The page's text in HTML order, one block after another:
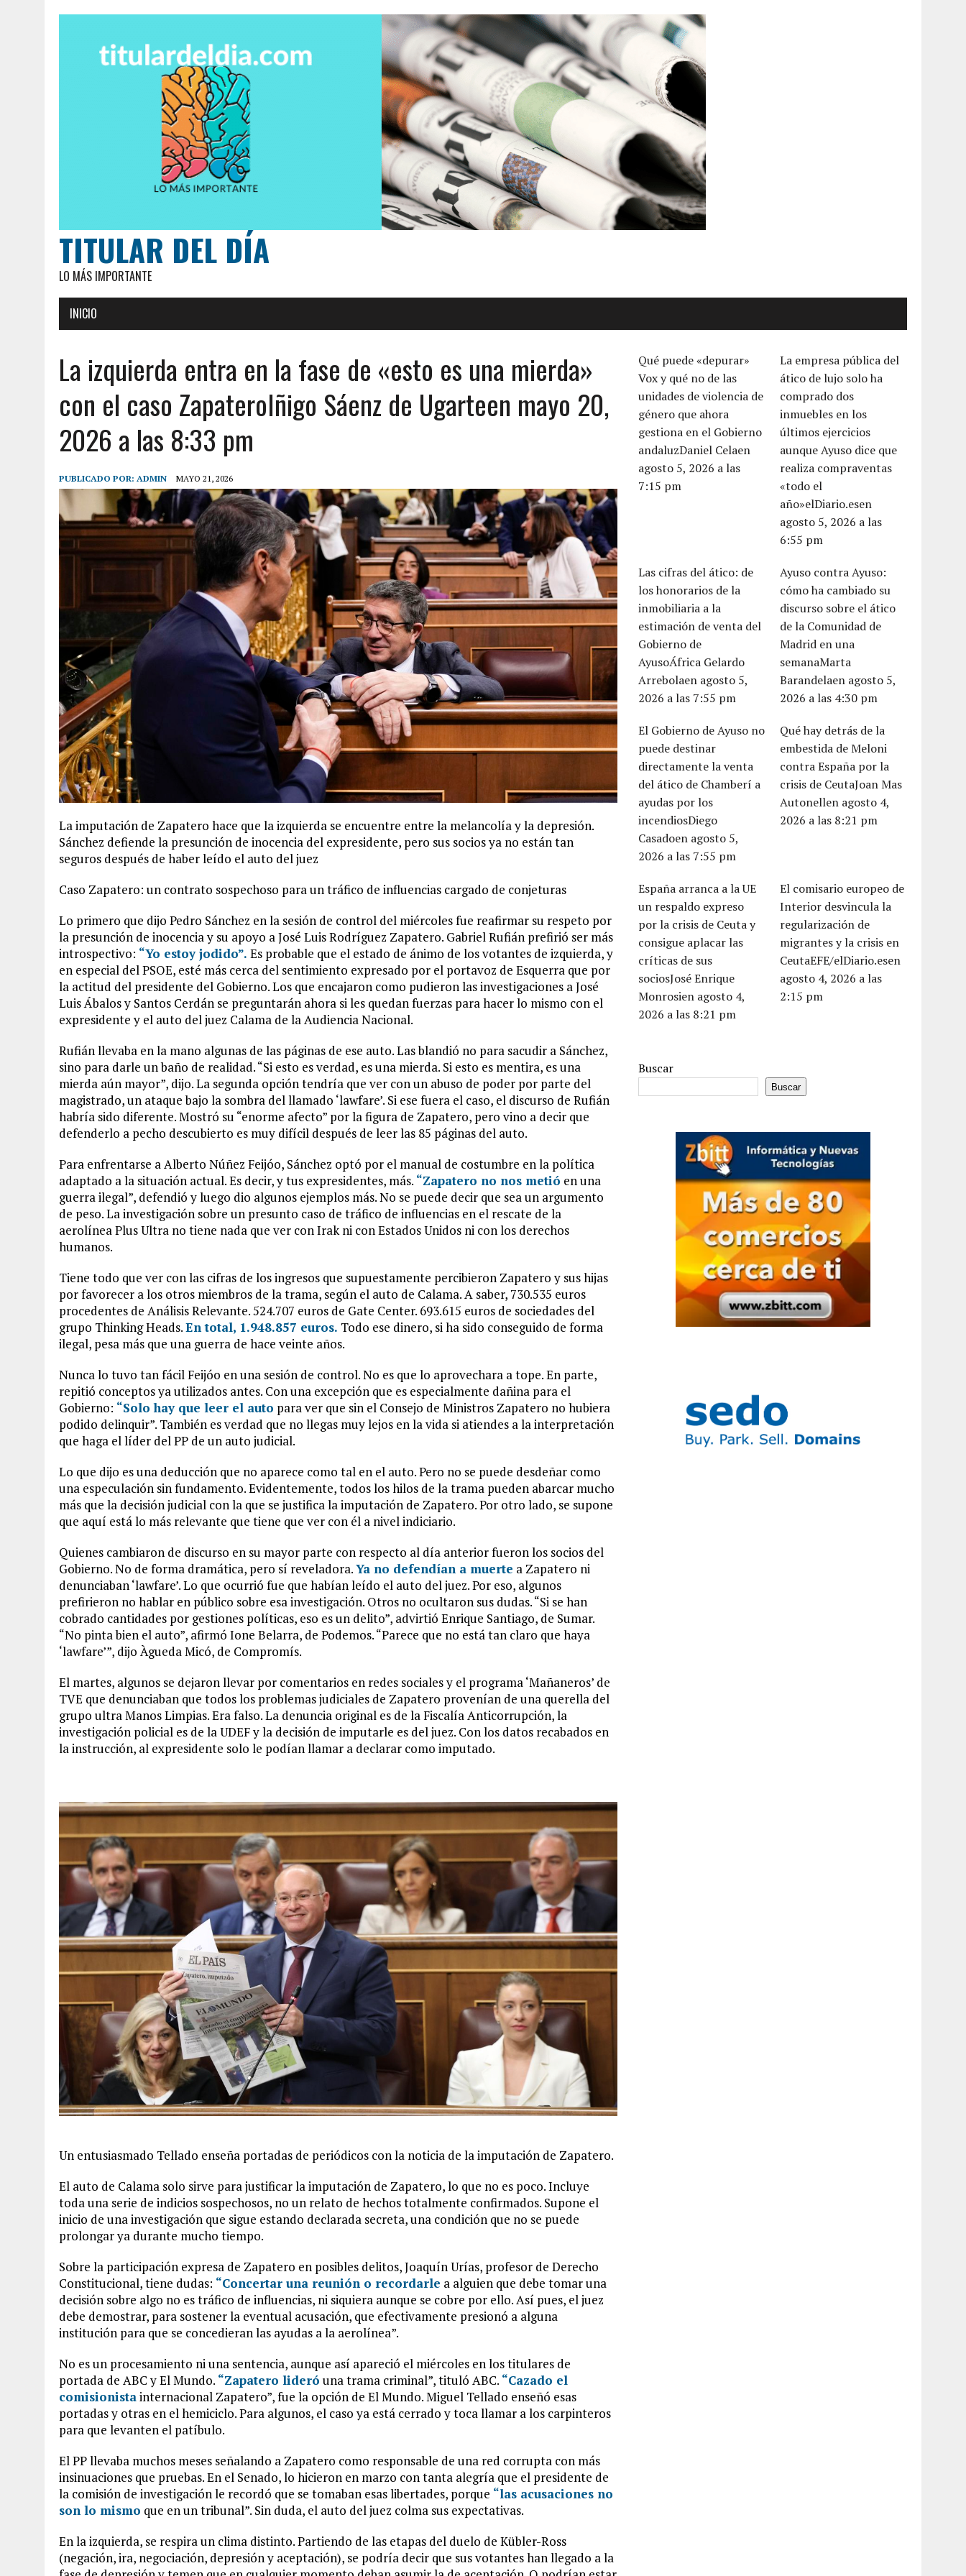
TITULAR DEL DÍA
LO MÁS IMPORTANTE
INICIO
La izquierda entra en la fase de «esto es una mierda»
con el caso ZapateroIñigo Sáenz de Ugarteen mayo 20,
2026 a las 8:33 pm
PUBLICADO POR: ADMIN MAYO 21, 2026
La imputación de Zapatero hace que la izquierda se encuentre entre la melancolía y la depresión.
Sánchez defiende la presunción de inocencia del expresidente, pero sus socios ya no están tan
seguros después de haber leído el auto del juez
Caso Zapatero: un contrato sospechoso para un tráfico de influencias cargado de conjeturas
Lo primero que dijo Pedro Sánchez en la sesión de control del miércoles fue reafirmar su respeto por
la presunción de inocencia y su apoyo a José Luis Rodríguez Zapatero. Gabriel Rufián prefirió ser más
introspectivo: “Yo estoy jodido”. Es probable que el estado de ánimo de los votantes de izquierda, y
en especial del PSOE, esté más cerca del sentimiento expresado por el portavoz de Esquerra que por
la actitud del presidente del Gobierno. Los que encajaron como pudieron las investigaciones a José
Luis Ábalos y Santos Cerdán se preguntarán ahora si les quedan fuerzas para hacer lo mismo con el
expresidente y el auto del juez Calama de la Audiencia Nacional.
Rufián llevaba en la mano algunas de las páginas de ese auto. Las blandió no para sacudir a Sánchez,
sino para darle un baño de realidad. “Si esto es verdad, es una mierda. Si esto es mentira, es una
mierda aún mayor”, dijo. La segunda opción tendría que ver con un abuso de poder por parte del
magistrado, un ataque bajo la sombra del llamado ‘lawfare’. Si ese fuera el caso, el discurso de Rufián
habría sido diferente. Mostró su “enorme afecto” por la figura de Zapatero, pero vino a decir que
defenderlo a pecho descubierto es muy difícil después de leer las 85 páginas del auto.
Para enfrentarse a Alberto Núñez Feijóo, Sánchez optó por el manual de costumbre en la política
adaptado a la situación actual. Es decir, y tus expresidentes, más. “Zapatero no nos metió en una
guerra ilegal”, defendió y luego dio algunos ejemplos más. No se puede decir que sea un argumento
de peso. La investigación sobre un presunto caso de tráfico de influencias en el rescate de la
aerolínea Plus Ultra no tiene nada que ver con Irak ni con Estados Unidos ni con los derechos
humanos.
Tiene todo que ver con las cifras de los ingresos que supuestamente percibieron Zapatero y sus hijas
por favorecer a los otros miembros de la trama, según el auto de Calama. A saber, 730.535 euros
procedentes de Análisis Relevante. 524.707 euros de Gate Center. 693.615 euros de sociedades del
grupo Thinking Heads.En total, 1.948.857 euros. Todo ese dinero, si ha sido conseguido de forma
ilegal, pesa más que una guerra de hace veinte años.
Nunca lo tuvo tan fácil Feijóo en una sesión de control. No es que lo aprovechara a tope. En parte,
repitió conceptos ya utilizados antes. Con una excepción que es especialmente dañina para el
Gobierno: “Solo hay que leer el auto para ver que sin el Consejo de Ministros Zapatero no hubiera
podido delinquir”. También es verdad que no llegas muy lejos en la vida si atiendes a la interpretación
que haga el líder del PP de un auto judicial.
Lo que dijo es una deducción que no aparece como tal en el auto. Pero no se puede desdeñar como
una especulación sin fundamento. Evidentemente, todos los hilos de la trama pueden abarcar mucho
más que la decisión judicial con la que se justifica la imputación de Zapatero. Por otro lado, se supone
que aquí está lo más relevante que tiene que ver con él a nivel indiciario.
Quienes cambiaron de discurso en su mayor parte con respecto al día anterior fueron los socios del
Gobierno. No de forma dramática, pero sí reveladora.Ya no defendían a muerte a Zapatero ni
denunciaban ‘lawfare’. Lo que ocurrió fue que habían leído el auto del juez. Por eso, algunos
prefirieron no hablar en público sobre esa investigación. Otros no ocultaron sus dudas. “Si se han
cobrado cantidades por gestiones políticas, eso es un delito”, advirtió Enrique Santiago, de Sumar.
“No pinta bien el auto”, afirmó Ione Belarra, de Podemos. “Parece que no está tan claro que haya
‘lawfare’”, dijo Àgueda Micó, de Compromís.
El martes, algunos se dejaron llevar por comentarios en redes sociales y el programa ‘Mañaneros’ de
TVE que denunciaban que todos los problemas judiciales de Zapatero provenían de una querella del
grupo ultra Manos Limpias. Era falso. La denuncia original es de la Fiscalía Anticorrupción, la
investigación policial es de la UDEF y la decisión de imputarle es del juez. Con los datos recabados en
la instrucción, al expresidente solo le podían llamar a declarar como imputado.
Un entusiasmado Tellado enseña portadas de periódicos con la noticia de la imputación de Zapatero.
El auto de Calama solo sirve para justificar la imputación de Zapatero, lo que no es poco. Incluye
toda una serie de indicios sospechosos, no un relato de hechos totalmente confirmados. Supone el
inicio de una investigación que sigue estando declarada secreta, una condición que no se puede
prolongar ya durante mucho tiempo.
Sobre la participación expresa de Zapatero en posibles delitos, Joaquín Urías, profesor de Derecho
Constitucional, tiene dudas: “Concertar una reunión o recordarle a alguien que debe tomar una
decisión sobre algo no es tráfico de influencias, ni siquiera aunque se cobre por ello. Así pues, el juez
debe demostrar, para sostener la eventual acusación, que efectivamente presionó a alguna
institución para que se concedieran las ayudas a la aerolínea”.
No es un procesamiento ni una sentencia, aunque así apareció el miércoles en los titulares de
portada de ABC y El Mundo. “Zapatero lideró una trama criminal”, tituló ABC. “Cazado el
comisionistainternacional Zapatero”, fue la opción de El Mundo. Miguel Tellado enseñó esas
portadas y otras en el hemiciclo. Para algunos, el caso ya está cerrado y toca llamar a los carpinteros
para que levanten el patíbulo.
El PP llevaba muchos meses señalando a Zapatero como responsable de una red corrupta con más
insinuaciones que pruebas. En el Senado, lo hicieron en marzo con tanta alegría que el presidente de
la comisión de investigación le recordó que se tomaban esas libertades, porque “las acusaciones no
son lo mismo que en un tribunal”. Sin duda, el auto del juez colma sus expectativas.
En la izquierda, se respira un clima distinto. Partiendo de las etapas del duelo de Kübler-Ross
(negación, ira, negociación, depresión y aceptación), se podría decir que sus votantes han llegado a la
Qué puede «depurar»
Vox y qué no de las
unidades de violencia de
género que ahora
gestiona en el Gobierno
andaluzDaniel Celaen
agosto 5, 2026 a las
7:15 pm
La empresa pública del
ático de lujo solo ha
comprado dos
inmuebles en los
últimos ejercicios
aunque Ayuso dice que
realiza compraventas
«todo el
año»elDiario.esen
agosto 5, 2026 a las
6:55 pm
Las cifras del ático: de
los honorarios de la
inmobiliaria a la
estimación de venta del
Gobierno de
AyusoÁfrica Gelardo
Arrebolaen agosto 5,
2026 a las 7:55 pm
Ayuso contra Ayuso:
cómo ha cambiado su
discurso sobre el ático
de la Comunidad de
Madrid en una
semanaMarta
Barandelaen agosto 5,
2026 a las 4:30 pm
El Gobierno de Ayuso no
puede destinar
directamente la venta
del ático de Chamberí a
ayudas por los
incendiosDiego
Casadoen agosto 5,
2026 a las 7:55 pm
Qué hay detrás de la
embestida de Meloni
contra España por la
crisis de CeutaJoan Mas
Autonellen agosto 4,
2026 a las 8:21 pm
España arranca a la UE
un respaldo expreso
por la crisis de Ceuta y
consigue aplacar las
críticas de sus
sociosJosé Enrique
Monrosien agosto 4,
2026 a las 8:21 pm
El comisario europeo de
Interior desvincula la
regularización de
migrantes y la crisis en
CeutaEFE/elDiario.esen
agosto 4, 2026 a las
2:15 pm
Buscar
Buscar